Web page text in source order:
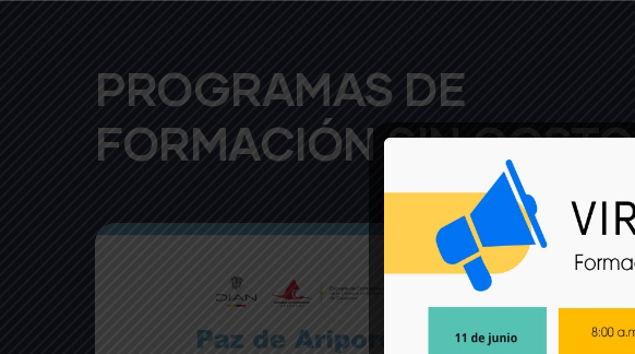
PROGRAMAS DE
FORMACIÓN SIN COSTO